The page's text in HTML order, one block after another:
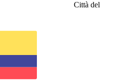
Città del